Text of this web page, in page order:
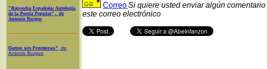
"Rapsodia Española: Antología
de la Poesía Popular", de
Antonio Burgos
Gatos sin Fronteras" , de
Antonio Burgos
CorreoSi quiere usted enviar algún
este correo electrónico